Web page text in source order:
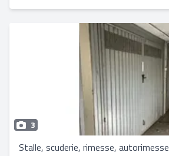
3
Stalle, scuderie, rimesse, autorimesse